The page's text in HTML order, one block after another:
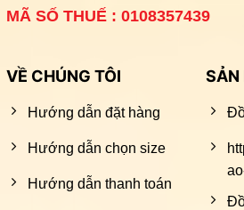
MÃ SỐ THUẾ : 0108357439
VỀ CHÚNG TÔI
Hướng dẫn đặt hàng
Hướng dẫn chọn size
Hướng dẫn thanh toán
SẢN